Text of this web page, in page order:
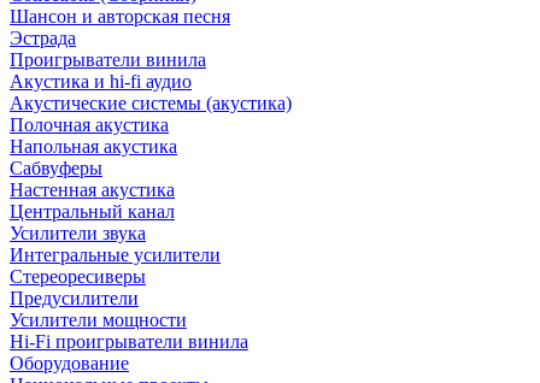
Шансон и авторская песня
Эстрада
Проигрыватели винила
Акустика и hi-fi аудио
Акустические системы (акустика)
Полочная акустика
Напольная акустика
Сабвуферы
Настенная акустика
Центральный канал
Усилители звука
Интегральные усилители
Стереоресиверы
Предусилители
Усилители мощности
Hi-Fi проигрыватели винила
Оборудование